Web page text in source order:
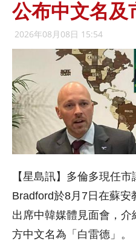
公布中文名及
2026年08月08日 15:54
【星島訊】多倫多現任
Bradford於8月7日在蘇安
出席中韓媒體見面會，
方中文名為「白雷德」。